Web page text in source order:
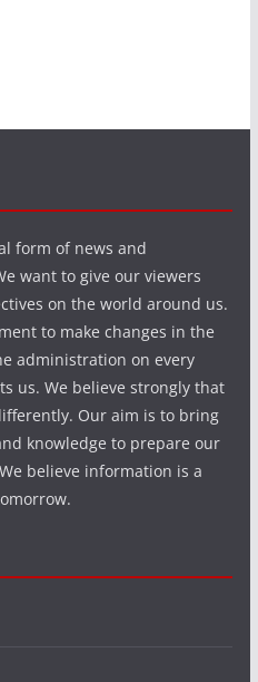
form of news and
want to give our viewers
on the world around us.
to make changes in the
administration on every
us. We believe strongly that
Our aim is to bring
knowledge to prepare our
believe information is a